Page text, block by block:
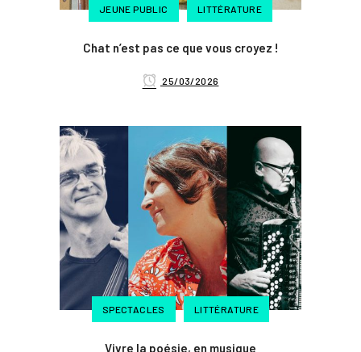
JEUNE PUBLIC LITTÉRATURE
Chat n’est pas ce que vous croyez !
25/03/2026
SPECTACLES LITTÉRATURE
Vivre la poésie, en musique